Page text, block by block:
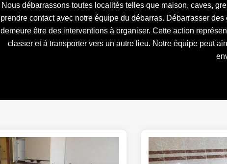
Nous débarrassons toutes localités telles que maison, caves,
prendre contact avec notre équipe du débarras. Débarrasser
demeure être des interventions à organiser. Cette action
classer et à transporter vers un autre lieu. Notre équipe peut